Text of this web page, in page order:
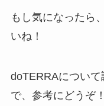
もし気になったら
いね！
doTERRAについ
で、参考にどうぞ！